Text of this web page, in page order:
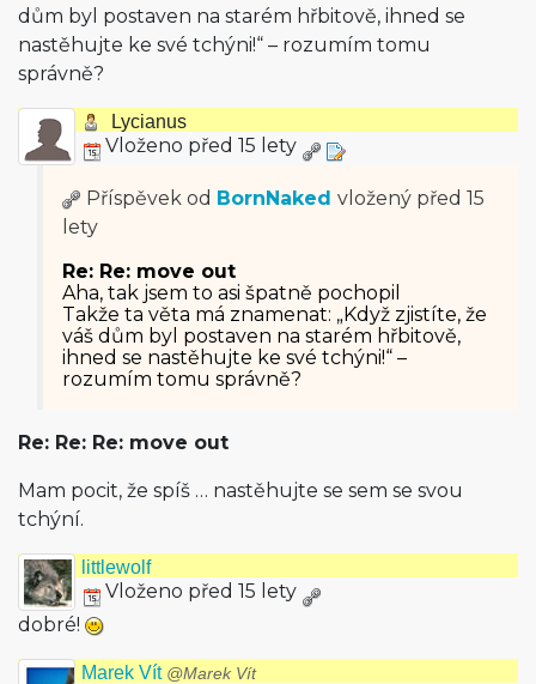
dům byl postaven na starém hřbitově, ihned se
nastěhujte ke své tchýni!“ – rozumím tomu
správně?
Lycianus
Vloženo před 15 lety
Příspěvek od BornNaked vložený před 15
lety
Re: Re: move out
Aha, tak jsem to asi špatně pochopil
Takže ta věta má znamenat: „Když zjistíte, že
váš dům byl postaven na starém hřbitově,
ihned se nastěhujte ke své tchýni!“ –
rozumím tomu správně?
Re: Re: Re: move out
Mam pocit, že spíš … nastěhujte se sem se svou
tchýní.
littlewolf
Vloženo před 15 lety
dobré!
Marek Vít @Marek Vít